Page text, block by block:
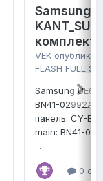
Samsung
комплект
VEK
FLASH FULL
Samsung
BN41-02992A
панель: CY-
main: BN41-
...
0